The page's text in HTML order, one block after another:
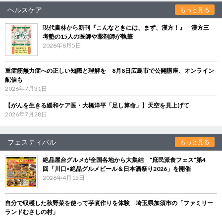
ヘルスケア もっと見る
現代書林から新刊『こんなときには、まず、漢方！』 漢方三
考塾の15人の医師や薬剤師が執筆
2026年8月5日
重症筋無力症への正しい知識と理解を 8月8日広島市で公開講座、オンライン
配信も
2026年7月31日
【がんを生きる緩和ケア医・大橋洋平「足し算命」】天空を見上げて
2026年7月28日
フェスティバル もっと見る
絶品屋台グルメが全国各地から大集結 “庶民派食フェス”第4
回「川口×絶品グルメビール＆日本酒祭り2026」を開催
2026年4月15日
自分で収穫した秋野菜を使って芋煮作りを体験 埼玉県加須市の「ファミリー
ランドむさしの村」